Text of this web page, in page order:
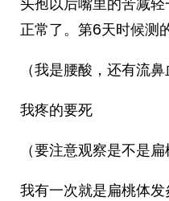
正常了。第6天时候测
（我是腰酸，还有流鼻
我疼的要死
（要注意观察是不是
我有一次就是扁桃体